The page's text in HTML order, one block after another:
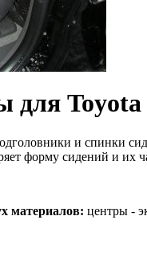
Toyota
и спинки
форму сидений и их
материалов: центры -